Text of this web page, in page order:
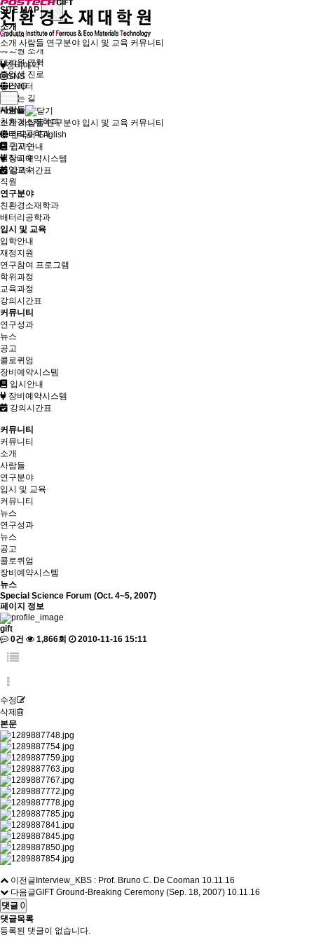
SITE MAP
소개
인사말
대학원 소개
대학원 연혁
졸업생 진로
뉴스레터
오시는 길
사람들
친환경소재학과
배터리공학과
연구교수
겸직교수
퇴임교수
직원
연구분야
친환경소재학과
배터리공학과
입시 및 교육
입학안내
재정지원
연구참여 프로그램
학위과정
교육과정
강의시간표
커뮤니티
연구성과
뉴스
공고
콜로퀴엄
장비예약시스템
입시안내
장비예약시스템
강의시간표
소개 사람들 연구분야 입시 및 교육 커뮤니티
장비예약
SNS
ENG
Home
소개 사람들 연구분야 입시 및 교육 커뮤니티
한국어 English
입시안내
장비예약시스템
강의시간표
커뮤니티
커뮤니티
소개
사람들
연구분야
입시 및 교육
커뮤니티
뉴스
연구성과
뉴스
공고
콜로퀴엄
장비예약시스템
뉴스
Special Science Forum (Oct. 4~5, 2007)
페이지 정보
gift
0건
1,866회 2010-11-16 15:11
수정
삭제
본문
이전글 Interview_KBS : Prof. Bruno C. De Cooman 10.11.16
다음글GIFT Ground-Breaking Ceremony (Sep. 18, 2007) 10.11.16
댓글 0
댓글목록
등록된 댓글이 없습니다.